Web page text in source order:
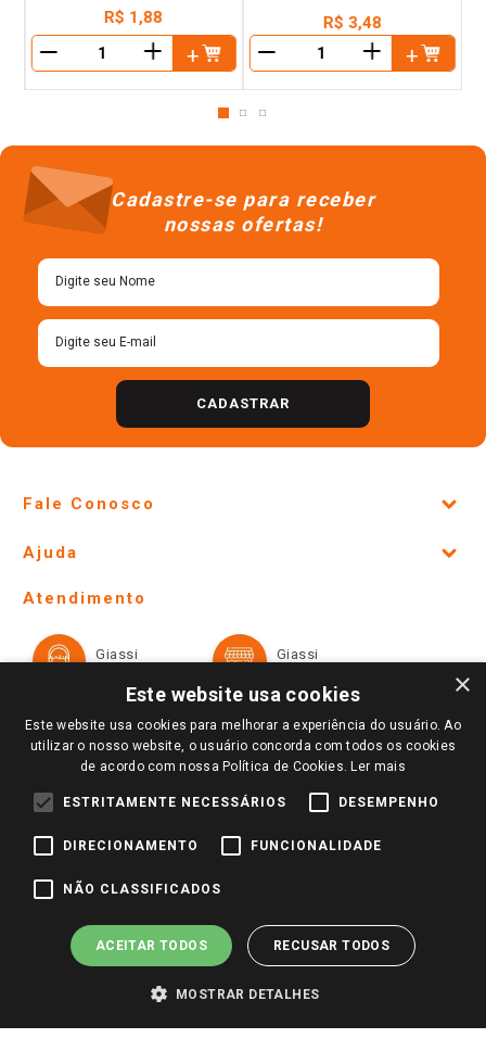
R$ 1,88
＋
R$ 3,48
＋
Cadastre-se para receber
nossas ofertas!
CADASTRAR
Fale Conosco
Lojas Físicas e Horários
Ofertas
Televendas
Notícias
Perguntas frequentes
Identidade Visual
Ajuda
Formas de Pagamento
Trocas e Devoluções
Atendimento
Giassi
Giassi
Redes Sociais
Pagamento e Segurança
×
Este website usa cookies
Este website usa cookies para melhorar a experiência do usuário. Ao
utilizar o nosso website, o usuário concorda com todos os cookies
de acordo com nossa Política de Cookies. Ler mais
ESTRITAMENTE NECESSÁRIOS DESEMPENHO
DIRECIONAMENTO FUNCIONALIDADE
NÃO CLASSIFICADOS
ACEITAR TODOS RECUSAR TODOS
MOSTRAR DETALHES